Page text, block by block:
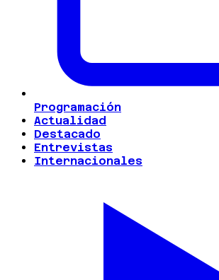
Programación
Actualidad
Destacado
Entrevistas
Internacionales